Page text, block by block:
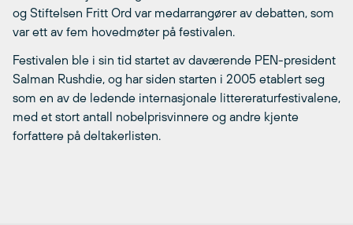
og Stiftelsen Fritt Ord var medarrangører av debatten, som
var ett av fem hovedmøter på festivalen.
Festivalen ble i sin tid startet av daværende PEN-president
Salman Rushdie, og har siden starten i 2005 etablert seg
som en av de ledende internasjonale littereraturfestivalene,
med et stort antall nobelprisvinnere og andre kjente
forfattere på deltakerlisten.